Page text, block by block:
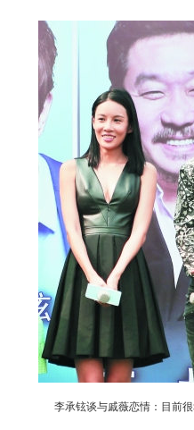
李承铉谈与戚薇恋情：目前很